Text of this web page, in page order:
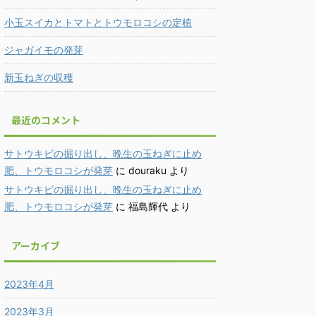
小玉スイカとトマトとトウモロコシの定植
ジャガイモの発芽
新玉ねぎの収穫
最近のコメント
サトウキビの掘り出し、晩生の玉ねぎに止め
肥、トウモロコシが発芽 に douraku より
サトウキビの掘り出し、晩生の玉ねぎに止め
肥、トウモロコシが発芽 に 福島輝代 より
アーカイブ
2023年4月
2023年3月